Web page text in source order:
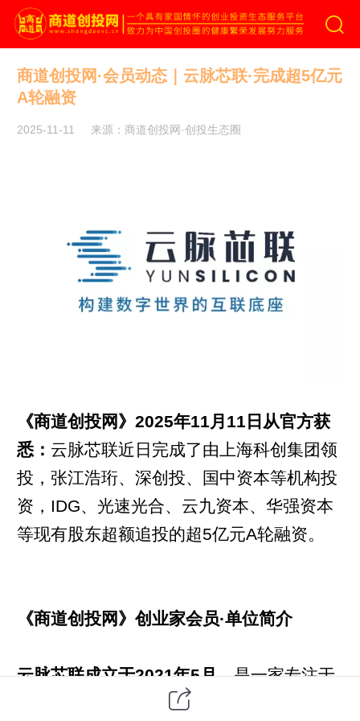
商道创投网
商道创投网·会员动态｜云脉芯联·完成超5亿元
A轮融资
2025-11-11 来源：商道创投网·创投生态圈
《商道创投网》2025年11月11日从官方获
悉： 云脉芯联近日完成了由上海科创集团领
投，张江浩珩、深创投、国中资本等机构投
资，IDG、光速光合、云九资本、华强资本
等现有股东超额追投的超5亿元A轮融资。
《商道创投网》创业家会员·单位简介
云脉芯联成立于2021年5月，是一家专注于
智能算力和云基础设施网络互联芯片设计与